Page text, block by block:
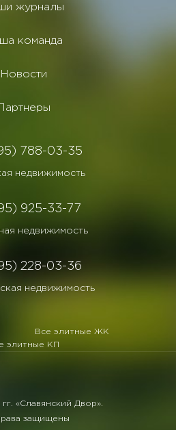
журналы
команда
Новости
Партнеры
788-03-35
недвижимость
925-33-77
недвижимость
228-03-36
недвижимость
Все элитные ЖК
элитные КП
«Славянский Двор».
защищены